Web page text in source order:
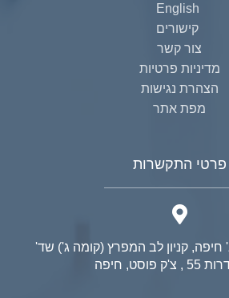
English
קישורים
צור קשר
מדיניות פרטיות
הצהרת נגישות
מפת אתר
פרטי התקשרות
חיפה, קניון לב המפרץ (קומה ג') שד'
חיפה